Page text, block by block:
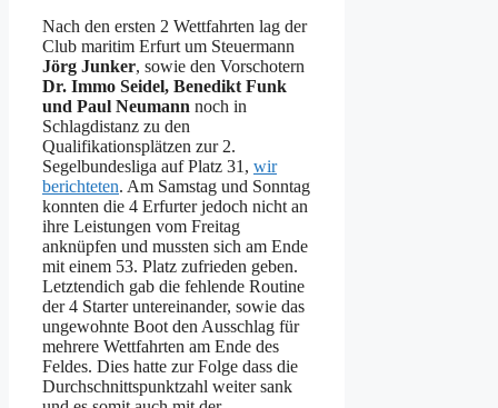
Nach den ersten 2 Wettfahrten lag der
Club maritim Erfurt um Steuermann
Jörg Junker, sowie den Vorschotern
Dr. Immo Seidel, Benedikt Funk
und Paul Neumann noch in
Schlagdistanz zu den
Qualifikationsplätzen zur 2.
Segelbundesliga auf Platz 31, wir
berichteten. Am Samstag und Sonntag
konnten die 4 Erfurter jedoch nicht an
ihre Leistungen vom Freitag
anknüpfen und mussten sich am Ende
mit einem 53. Platz zufrieden geben.
Letztendich gab die fehlende Routine
der 4 Starter untereinander, sowie das
ungewohnte Boot den Ausschlag für
mehrere Wettfahrten am Ende des
Feldes. Dies hatte zur Folge dass die
Durchschnittspunktzahl weiter sank